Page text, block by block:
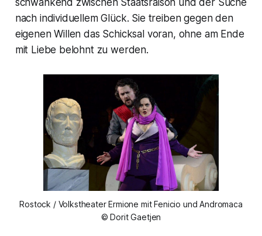
nach individuellem Glück. Sie treiben gegen den
eigenen Willen das Schicksal voran, ohne am Ende
mit Liebe belohnt zu werden.
Rostock / Volkstheater Ermione mit Fenicio und Andromaca
© Dorit Gaetjen